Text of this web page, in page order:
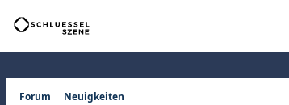
Forum Neuigkeiten